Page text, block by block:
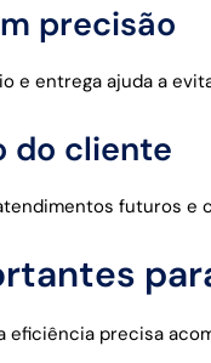
precisão
e entrega ajuda a
do cliente
futuros e
eficiência precisa